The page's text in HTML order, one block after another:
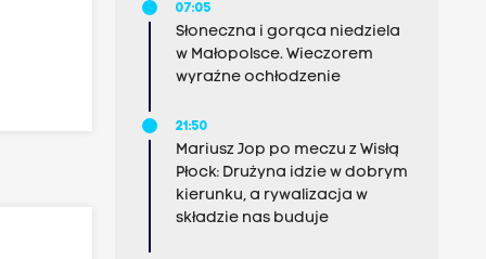
07:05
Słoneczna i gorąca niedziela
w Małopolsce. Wieczorem
wyraźne ochłodzenie
21:50
Mariusz Jop po meczu z Wisłą
Płock: Drużyna idzie w dobrym
kierunku, a rywalizacja w
składzie nas buduje